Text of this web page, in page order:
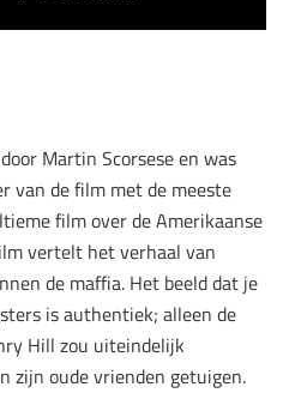
Martin Scorsese en was
van de film met de meeste
film over de Amerikaanse
vertelt het verhaal van
de maffia. Het beeld dat je
is authentiek; alleen de
Hill zou uiteindelijk
zijn oude vrienden getuigen.